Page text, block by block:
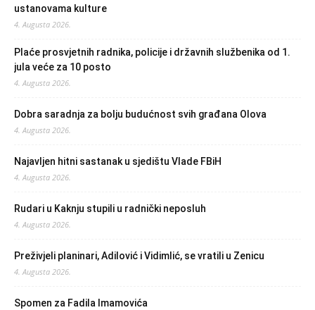
ustanovama kulture
4. Augusta 2026.
Plaće prosvjetnih radnika, policije i državnih službenika od 1.
jula veće za 10 posto
4. Augusta 2026.
Dobra saradnja za bolju budućnost svih građana Olova
4. Augusta 2026.
Najavljen hitni sastanak u sjedištu Vlade FBiH
4. Augusta 2026.
Rudari u Kaknju stupili u radnički neposluh
4. Augusta 2026.
Preživjeli planinari, Adilović i Vidimlić, se vratili u Zenicu
4. Augusta 2026.
Spomen za Fadila Imamovića